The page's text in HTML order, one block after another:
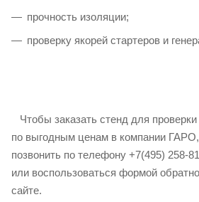
прочность изоляции;
проверку якорей стартеров и
Чтобы заказать стенд для
по выгодным ценам в компании ГАРО,
позвонить по телефону +7(495) 258-
или воспользоваться формой
сайте.